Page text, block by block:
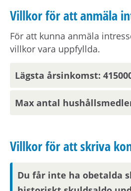
Viktig information om
dina kontaktuppgifter på
Om hyresvärden har villkor
medboende och eventuella
Observera att om
Villkor för att anmäla
För att kunna anmäla
villkor vara uppfyllda.
Lägsta årsinkomst:
Max antal
Villkor för att skriva
Du får inte ha obetalda